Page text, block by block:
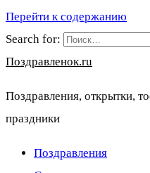
Перейти к содержанию
Search for:
Поздравленок.ru
Поздравления, открытки,
праздники
Поздравления